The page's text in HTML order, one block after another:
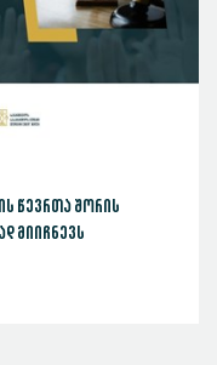
წევრთა შორის
მიიჩნევს